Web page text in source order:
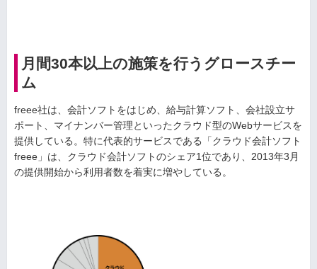
月間30本以上の施策を行うグロースチー
ム
freee社は、会計ソフトをはじめ、給与計算ソフト、会社設立サ
ポート、マイナンバー管理といったクラウド型のWebサービスを
提供している。特に代表的サービスである「クラウド会計ソフト
freee」は、クラウド会計ソフトのシェア1位であり、2013年3月
の提供開始から利用者数を着実に増やしている。